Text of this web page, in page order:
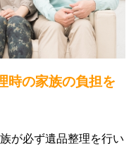
時の家族の負担を
が必ず遺品整理を行い